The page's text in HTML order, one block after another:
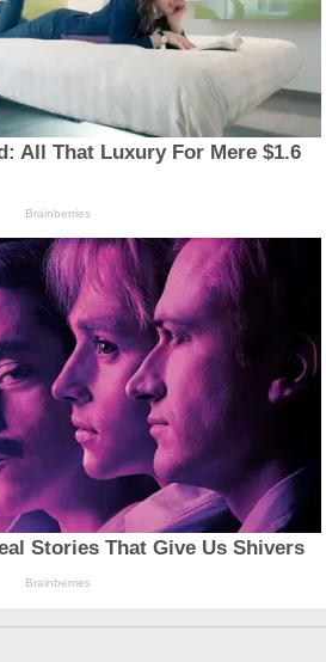
All That Luxury For Mere $1.6
Brainberries
Stories That Give Us Shivers
Brainberries